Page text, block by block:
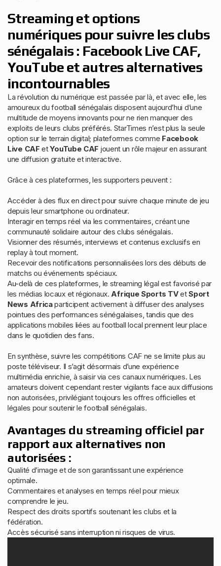
Streaming et options
numériques pour suivre les clubs
sénégalais : Facebook Live CAF,
YouTube et autres alternatives
incontournables
La révolution du numérique est passée par là, et avec elle, les
amoureux du football sénégalais disposent aujourd’hui d’une
multitude de moyens innovants pour ne rien manquer des
exploits de leurs clubs préférés. StarTimes n’est plus la seule
option sur le terrain digital; plateformes comme Facebook
Live CAF etYouTube CAF jouent un rôle majeur en assurant
une diffusion gratuite et interactive.
Grâce à ces plateformes, les supporters peuvent :
Accéder à des flux en direct pour suivre chaque minute de jeu
depuis leur smartphone ou ordinateur.
Interagir en temps réel via les commentaires, créant une
communauté solidaire autour des clubs sénégalais.
Visionner des résumés, interviews et contenus exclusifs en
replay à tout moment.
Recevoir des notifications personnalisées lors des débuts de
matchs ou événements spéciaux.
Au-delà de ces plateformes, le streaming légal est favorisé par
les médias locaux et régionaux.Afrique Sports TVetSport
News Africaparticipent activement à diffuser des analyses
pointues des performances sénégalaises, tandis que des
applications mobiles liées au football local prennent leur place
dans le quotidien des fans.
En synthèse, suivre les compétitions CAF ne se limite plus au
poste téléviseur. Il s’agit désormais d’une expérience
multimédia enrichie, à saisir via ces canaux numériques. Les
amateurs doivent cependant rester vigilants face aux diffusions
non autorisées, privilégiant toujours les offres officielles et
légales pour soutenir le football sénégalais.
Avantages du streaming officiel par
rapport aux alternatives non
autorisées :
Qualité d’image et de son garantissant une expérience
optimale.
Commentaires et analyses en temps réel pour mieux
comprendre le jeu.
Respect des droits sportifs soutenant les clubs et la
fédération.
Accès sécurisé sans interruption ni risques de virus.